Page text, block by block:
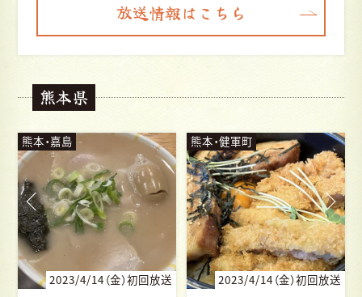
放送情報はこちら
熊本県
熊本・健軍町
2023/4/14（金）初回放送
熊本・益城
2023/4/14（金）初回放送